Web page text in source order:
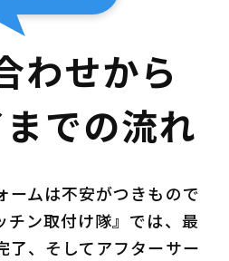
わせから
での流れ
ームは不安がつきもので
チン取付け隊』では、最
了、そしてアフターサー